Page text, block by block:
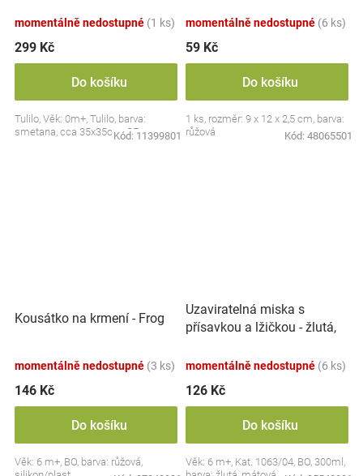
momentálně nedostupné (1 ks)
299 Kč
Do košíku
Tulilo, Věk: 0m+, Tulilo, barva:
smetana, cca 35x35cm, CE
Kód: 11399801
momentálně nedostupné (6 ks)
59 Kč
Do košíku
1 ks, rozměr: 9 x 12 x 2,5 cm, barva:
růžová
Kód: 48065501
Kousátko na krmení - Frog
momentálně nedostupné (3 ks)
146 Kč
Do košíku
Věk: 6 m+, BO, barva: růžová,
Uzaviratelná miska s
přísavkou a lžičkou - žlutá,
momentálně nedostupné (6 ks)
126 Kč
Do košíku
Věk: 6 m+, Kat. 1063/04, BO, 300ml,